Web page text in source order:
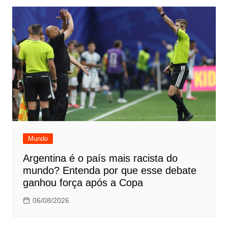
Mundo
Argentina é o país mais racista do
mundo? Entenda por que esse debate
ganhou força após a Copa
06/08/2026